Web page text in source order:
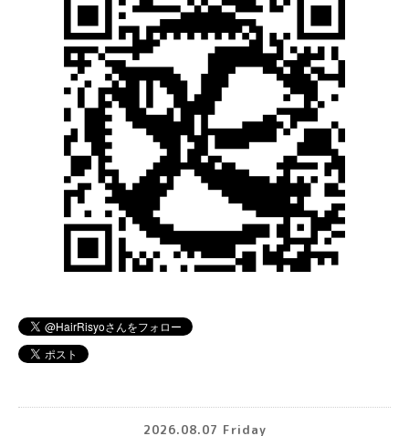
2026.08.07 Friday